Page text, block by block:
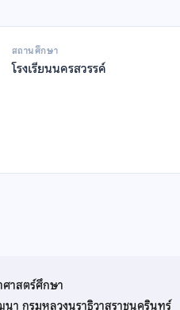
สถานศึกษา
โรงเรียนนครสวรรค์
าสตร์ศึกษา
า กรมหลวงนราธิวาสราชนครินทร์